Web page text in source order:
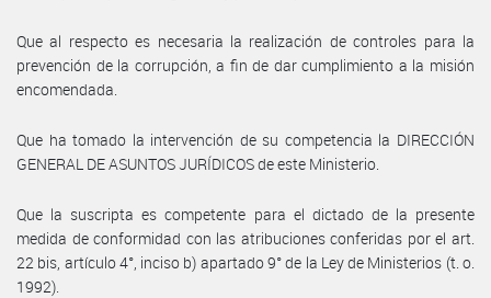
Que al respecto es necesaria la realización de controles para la
prevención de la corrupción, a fin de dar cumplimiento a la misión
encomendada.
Que ha tomado la intervención de su competencia la DIRECCIÓN
GENERAL DE ASUNTOS JURÍDICOS de este Ministerio.
Que la suscripta es competente para el dictado de la presente
medida de conformidad con las atribuciones conferidas por el art.
22 bis, artículo 4°, inciso b) apartado 9° de la Ley de Ministerios (t. o.
1992).